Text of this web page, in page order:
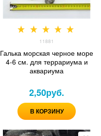
11881
Галька морская черное море
4-6 см. для террариума и
аквариума
2,50руб.
В КОРЗИНУ